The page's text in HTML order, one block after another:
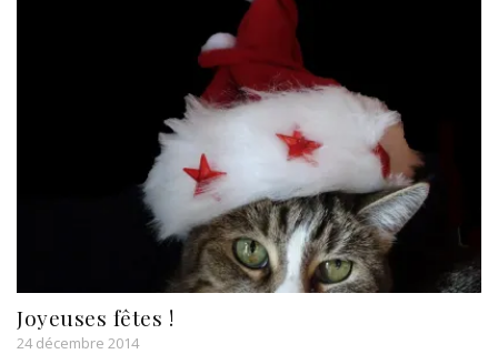
Joyeuses fêtes !
24 décembre 2014